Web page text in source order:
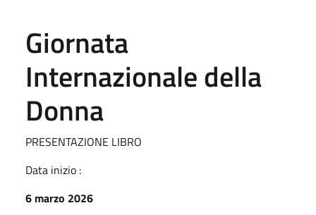
Giornata
Internazionale della
Donna
PRESENTAZIONE LIBRO
Data inizio :
6 marzo 2026